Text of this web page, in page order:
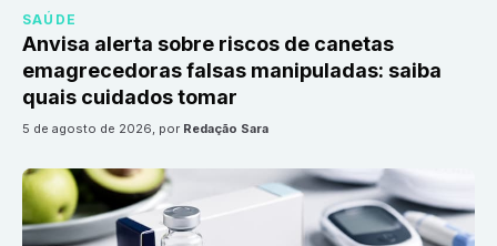
SAÚDE
Anvisa alerta sobre riscos de canetas
emagrecedoras falsas manipuladas: saiba
quais cuidados tomar
5 de agosto de 2026, por Redação Sara